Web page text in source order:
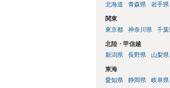
北海道
青森県 岩手県
関東
東京都
神奈川県 千葉
北陸・甲信越
新潟県
長野県 山梨県
東海
愛知県
静岡県 岐阜県